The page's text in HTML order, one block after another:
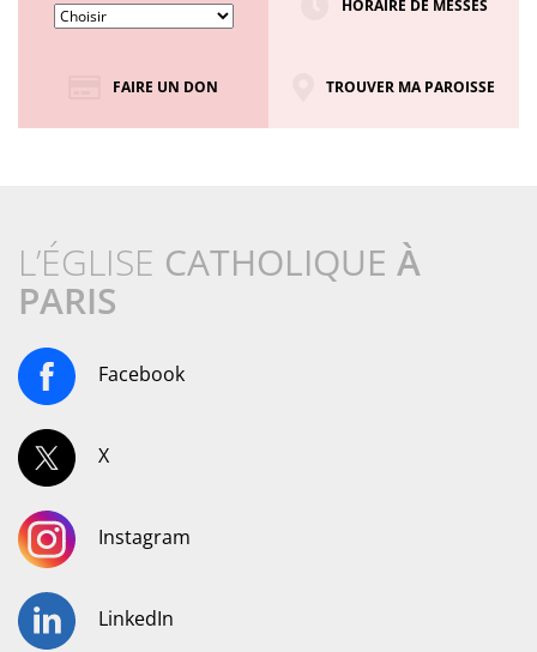
HORAIRE DE MESSES
FAIRE UN DON TROUVER MA PAROISSE
L’ÉGLISE CATHOLIQUE À
PARIS
Facebook
X
Instagram
LinkedIn